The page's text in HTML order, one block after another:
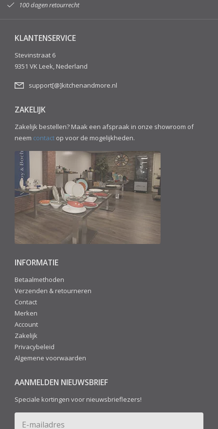
100 dagen retourrecht
KLANTENSERVICE
Stevinstraat 6
9351 VK Leek, Nederland
support[@]kitchenandmore.nl
ZAKELIJK
Zakelijk bestellen? Maak een afspraak in onze showroom of
neem contact op voor de mogelijkheden.
INFORMATIE
Betaalmethoden
Verzenden & retourneren
Contact
Merken
Account
Zakelijk
Privacybeleid
Algemene voorwaarden
AANMELDEN NIEUWSBRIEF
Speciale kortingen voor nieuwsbrieflezers!